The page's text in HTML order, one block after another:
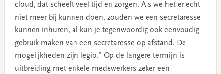
cloud, dat scheelt veel tijd en zorgen. Als we het er echt
niet meer bij kunnen doen, zouden we een secretaresse
kunnen inhuren, al kun je tegenwoordig ook eenvoudig
gebruik maken van een secretaresse op afstand. De
mogelijkheden zijn legio.” Op de langere termijn is
uitbreiding met enkele medewerkers zeker een